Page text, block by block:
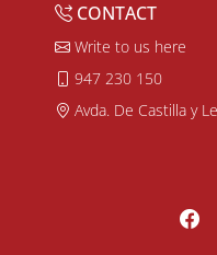
CONTACT
Write to us here
947 230 150
Avda. De Castilla y